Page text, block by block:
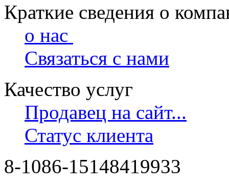
Краткие сведения о
о нас
Связаться с нами
Качество услуг
Продавец на сайт...
Статус клиента
8-1086-15148419933